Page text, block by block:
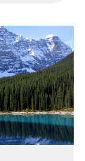
2n Quebec, 1n
1n Kamloops y